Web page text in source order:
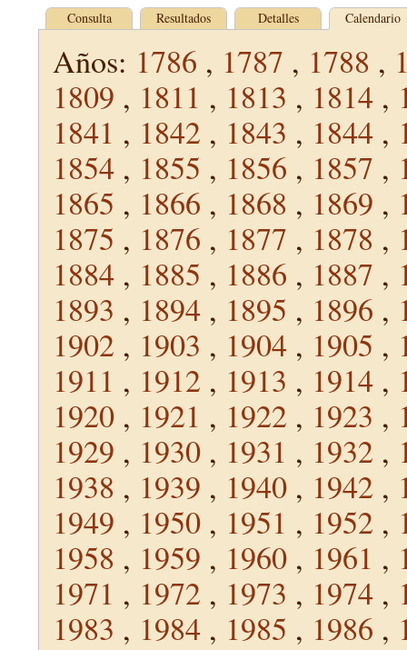
Consulta Resultados Detalles Calendario
Años: 1786 , 1787 , 1788 ,
1809 , 1811 , 1813 , 1814 ,
1841 , 1842 , 1843 , 1844 ,
1854 , 1855 , 1856 , 1857 ,
1865 , 1866 , 1868 , 1869 ,
1875 , 1876 , 1877 , 1878 ,
1884 , 1885 , 1886 , 1887 ,
1893 , 1894 , 1895 , 1896 ,
1902 , 1903 , 1904 , 1905 ,
1911 , 1912 , 1913 , 1914 ,
1920 , 1921 , 1922 , 1923 ,
1929 , 1930 , 1931 , 1932 ,
1938 , 1939 , 1940 , 1942 ,
1949 , 1950 , 1951 , 1952 ,
1958 , 1959 , 1960 , 1961 ,
1971 , 1972 , 1973 , 1974 ,
1983 , 1984 , 1985 , 1986 ,